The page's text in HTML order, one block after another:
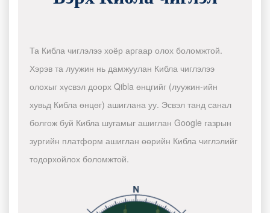
Та Кибла чиглэлээ хоёр аргаар олох боломжтой.
Хэрэв та луужин нь дамжуулан Кибла чиглэлээ
олохыг хүсвэл доорх Qibla өнцгийг (луужин-ийн
хувьд Кибла өнцөг) ашиглана уу. Эсвэл танд санал
болгож буй Кибла шугамыг ашиглан Google газрын
зургийн платформ ашиглан өөрийн Кибла чиглэлийг
тодорхойлох боломжтой.